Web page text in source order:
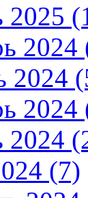
2025
2024
2024
2024
2024
(7)